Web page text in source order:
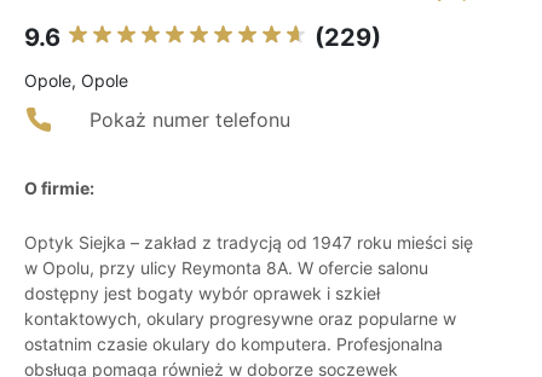
9.6 (229)
Opole, Opole
Pokaż numer telefonu
O firmie:
Optyk Siejka – zakład z tradycją od 1947 roku mieści się
w Opolu, przy ulicy Reymonta 8A. W ofercie salonu
dostępny jest bogaty wybór oprawek i szkieł
kontaktowych, okulary progresywne oraz popularne w
ostatnim czasie okulary do komputera. Profesjonalna
obsługa pomaga również w doborze soczewek